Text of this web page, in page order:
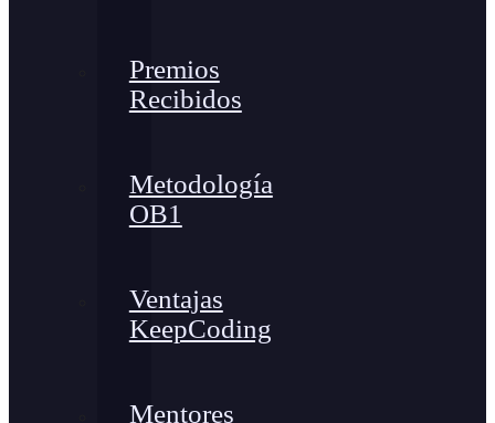
Premios
Recibidos
Metodología
OB1
Ventajas
KeepCoding
Mentores